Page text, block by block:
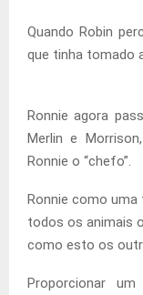
Quando Robin
que tinha tomado
Ronnie agora
Merlin e
Ronnie o “chefo”.
Ronnie como uma
todos os animais
como esto os
Proporcionar